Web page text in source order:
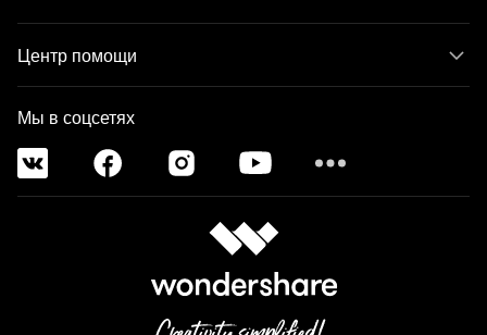
Центр помощи
Мы в соцсетях